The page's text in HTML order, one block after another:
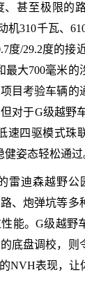
、甚至极限的
机310千瓦、
度/29.2度的接
最大700毫米的
目考验车辆的
对于G级越野
速四驱模式珠
姿态轻松通过
雷迪森越野公
、炮弹坑等多
能。G级越野
底盘调校，则
NVH表现，让